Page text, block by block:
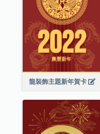
龍裝飾主題新年賀卡